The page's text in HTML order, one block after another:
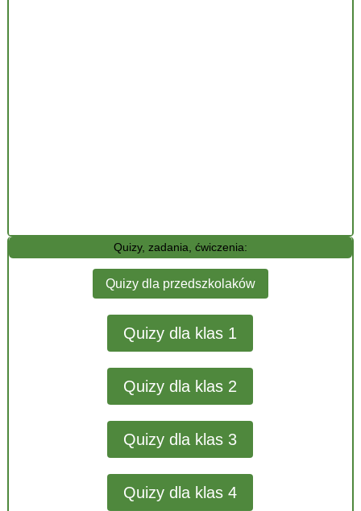
Quizy, zadania, ćwiczenia:
Quizy dla przedszkolaków
Quizy dla klas 1
Quizy dla klas 2
Quizy dla klas 3
Quizy dla klas 4